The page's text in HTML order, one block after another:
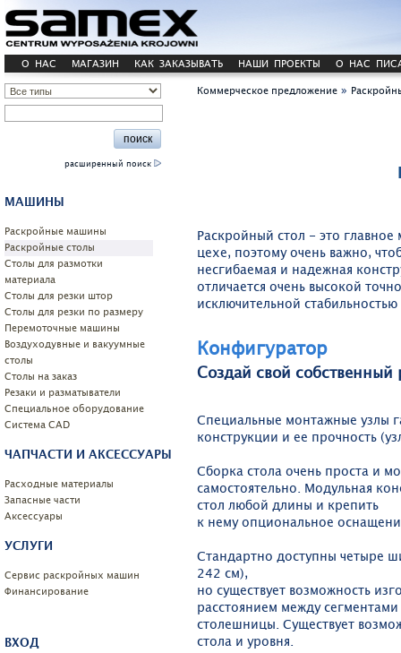
О НАС МАГАЗИН КАК ЗАКАЗЫВАТЬ НАШИ ПРОЕКТЫ О НАС
расширенный поиск
МАШИНЫ
Pаскройные машины
Раскройные столы
Столы для размотки
материала
Cтолы для резки штор
Столы для резки по размеру
Перемоточные машины
Воздуходувные и вакуумные
столы
Столы на заказ
Резаки и разматыватели
Специальное оборудование
Системa CAD
ЧАПЧАСТИ И АКСЕССУАРЫ
Расходные материалы
Запасные части
Аксессуары
УСЛУГИ
Сервис раскройных машин
Финансирование
ВХОД
Коммерческое предложение »
Раскройный стол - это
цехе, поэтому очень важно,
несгибаемая и надежная
отличается очень высокой
исключительной
Конфигуратор
Создай свой
Специальные монтажные узлы
конструкции и ее прочность
Сборка стола очень проста и
самостоятельно. Модульная
стол любой длины и крепить
к нему опциональное
Стандартно доступны четыре
242 см),
но существует возможность
расстоянием между
столешницы. Существует
стола и уровня.